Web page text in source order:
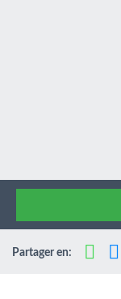
Partager en: